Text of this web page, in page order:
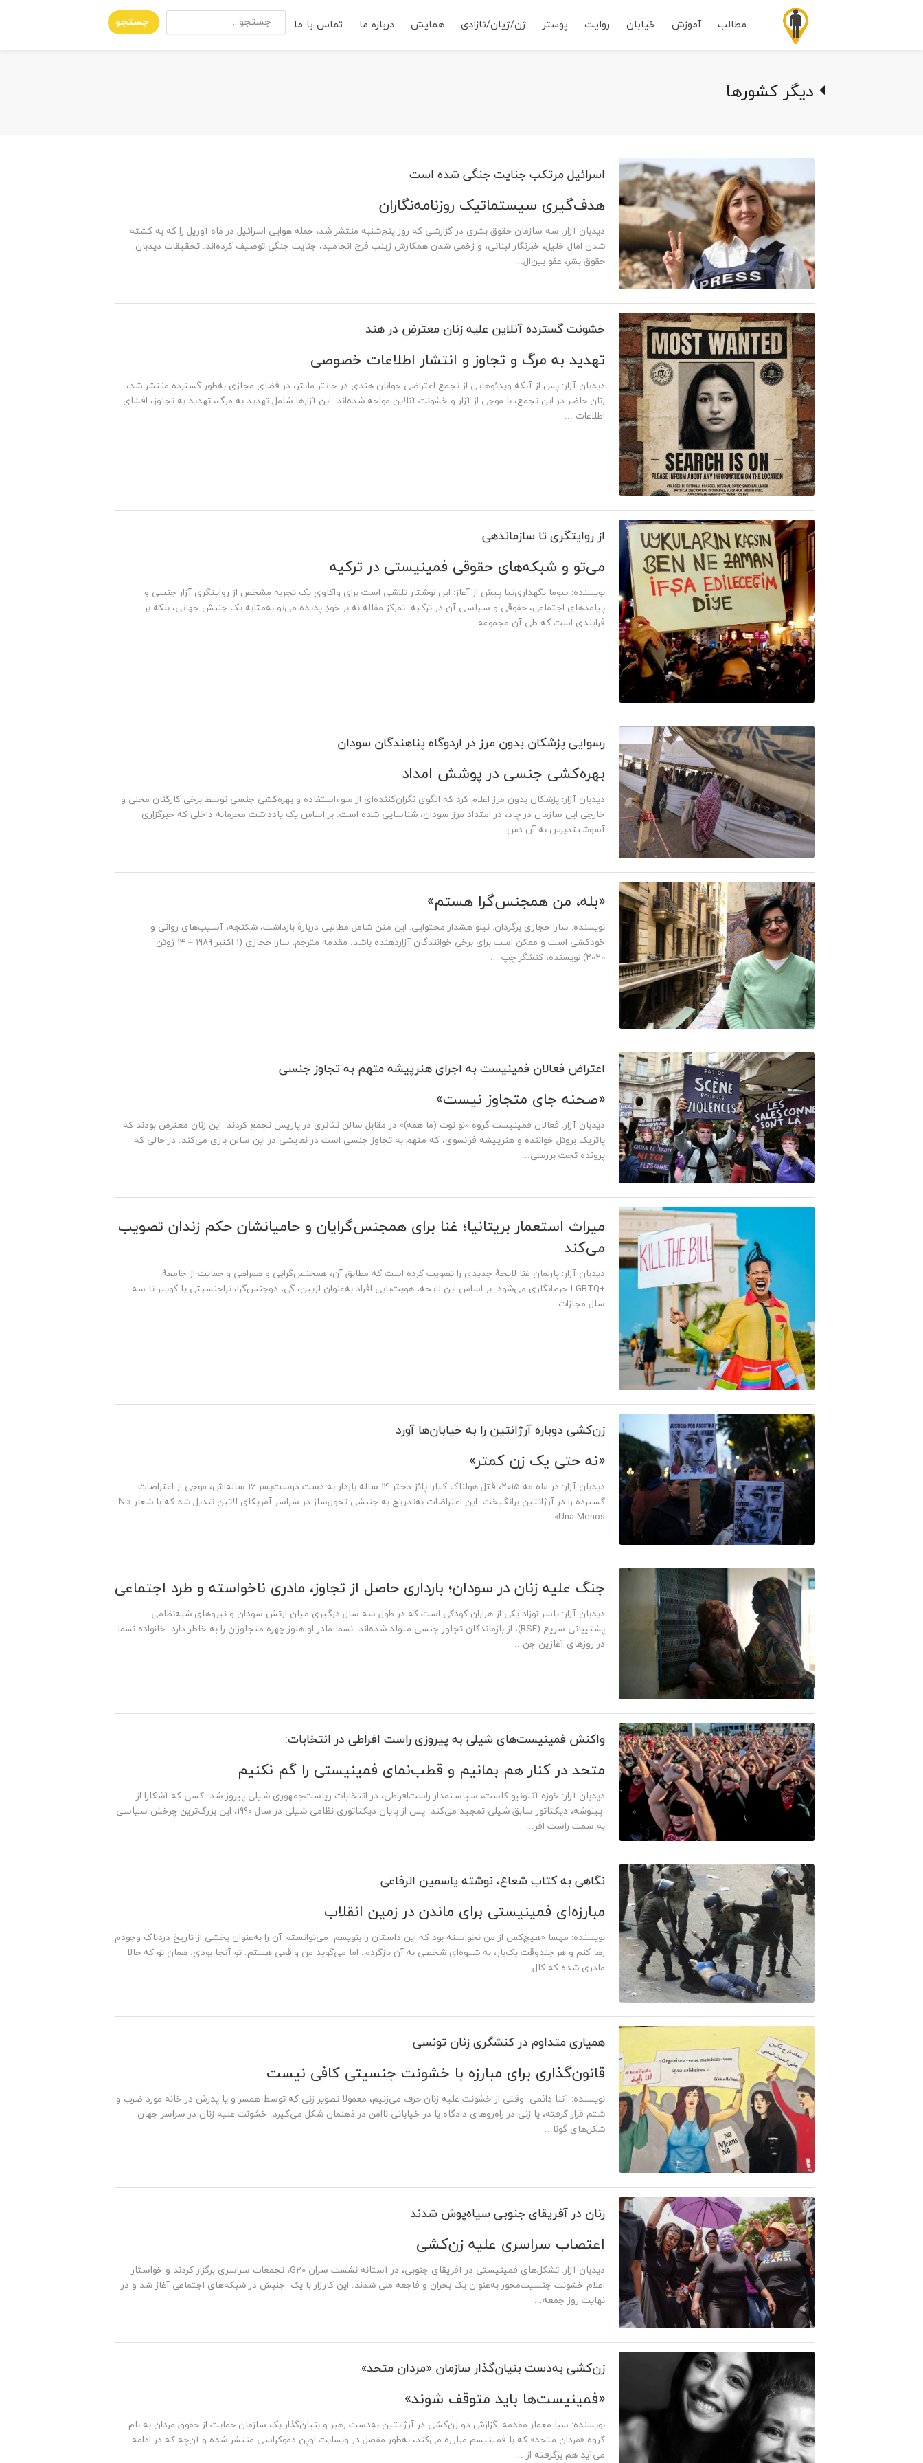
مطالب آموزش خیابان روایت پوستر ژن/ژیان/ئازادی همایش درباره ما تماس با ما جستجو
دیگر کشورها
اسرائیل مرتکب جنایت جنگی شده است
هدف‌گیری سیستماتیک روزنامه‌نگاران
دیدبان آزار: سه سازمان حقوق بشری در گزارشی که روز پنج‌شنبه منتشر شد، حمله هوایی اسرائیل در ماه آوریل را که به کشته
شدن امال خلیل، خبرنگار لبنانی، و زخمی شدن همکارش زینب فرج انجامید، جنایت جنگی توصیف کرده‌اند. تحقیقات دید‌بان
حقوق بشر، عفو بین‌ال...
خشونت گسترده آنلاین علیه زنان معترض در هند
تهدید به مرگ و تجاوز و انتشار اطلاعات خصوصی
دیدبان آزار: پس از آنکه ویدئوهایی از تجمع اعتراضی جوانان هندی در جانتر مانتر، در فضای مجازی به‌طور گسترده منتشر شد،
زنان حاضر در این تجمع، با موجی از آزار و خشونت آنلاین مواجه شده‌اند. این آزارها شامل تهدید به مرگ، تهدید به تجاوز، افشای
اطلاعات ...
از روایتگری تا سازماندهی
می‌تو و شبکه‌های حقوقی فمینیستی در ترکیه
نویسنده: سوما نگهداری‌نیا پیش از آغاز: این نوشتار تلاشی است برای واکاوی یک تجربه مشخص از روایتگری آزار جنسی و
پیامدهای اجتماعی، حقوقی و سیاسی آن در ترکیه. تمرکز مقاله نه بر خودِ پدیده می‌تو به‌مثابه یک جنبش جهانی، بلکه بر
فرایندی است که طی آن مجموعه‌...
رسوایی پزشکان بدون مرز در اردوگاه پناهندگان سودان
بهره‌کشی جنسی در پوشش امداد
دیدبان آزار: پزشکان بدون مرز اعلام کرد که الگوی نگران‌کننده‌ای از سوءاستفاده و بهره‌کشی جنسی توسط برخی کارکنان محلی و
خارجی این سازمان در چاد، در امتداد مرز سودان، شناسایی شده است. بر اساس یک یادداشت محرمانه داخلی که خبرگزاری
آسوشیتدپرس به آن دس...
«بله، من همجنس‌گرا هستم»
نویسنده: سارا حجازی برگردان: نیلو هشدار محتوایی: این متن شامل مطالبی دربارهٔ بازداشت، شکنجه، آسیب‌های روانی و
خودکشی است و ممکن است برای برخی خوانندگان آزاردهنده باشد. مقدمه مترجم: سارا حجازی (۱ اکتبر ۱۹۸۹ – ۱۴ ژوئن
۲۰۲۰) نویسنده، کنشگر چپ ...
اعتراض فعالان فمینیست به اجرای هنرپیشه متهم به تجاوز جنسی
«صحنه جای متجاوز نیست»
دیدبان آزار: فعالان فمینیست گروه «نو توت (ما همه)» در مقابل سالن تئاتری در پاریس تجمع کردند. این زنان معترض بودند که
پاتریک بروئل خواننده و هنرپیشه فرانسوی، که متهم به تجاوز جنسی است در نمایشی در این سالن بازی می‌کند. در حالی که
پرونده تحت بررسی...
میراث استعمار بریتانیا؛ غنا برای همجنس‌گرایان و حامیانشان حکم زندان تصویب
می‌کند
دیدبان آزار: پارلمان غنا لایحهٔ جدیدی را تصویب کرده است که مطابق آن، همجنس‌گرایی و همراهی و حمایت از جامعهٔ
+LGBTQ جرم‌انگاری می‌شود. بر اساس این لایحه، هویت‌یابی افراد به‌عنوان لزبین، گی، دوجنس‌گرا، تراجنسیتی یا کوییر تا سه
سال مجازات ...
زن‌کشی دوباره آرژانتین را به خیابان‌ها آورد
«نه حتی یک زن کمتر»
دیدبان آزار: در ماه مه ۲۰۱۵، قتل هولناک کیارا پائز دختر ۱۴ ساله باردار به دست دوست‌پسر ۱۶ ساله‌اش، موجی از اعتراضات
گسترده را در آرژانتین برانگیخت. این اعتراضات به‌تدریج به جنبشی تحول‌ساز در سراسر آمریکای لاتین تبدیل شد که با شعار «Ni
Una Menos»...
جنگ علیه زنان در سودان؛ بارداری‌ حاصل از تجاوز، مادری ناخواسته و طرد اجتماعی
دیدبان آزار: یاسر نوزاد یکی از هزاران کودکی است که در طول سه سال درگیری میان ارتش سودان و نیروهای شبه‌نظامی
پشتیبانی سریع (RSF)، از بازماندگان تجاوز جنسی متولد شده‌اند. نسما مادر او هنوز چهره متجاوزان را به خاطر دارد. خانواده نسما
در روزهای آغازین جن...
واکنش فمینیست‌های شیلی به پیروزی راست افراطی در انتخابات:
متحد در کنار هم بمانیم و قطب‌نمای فمینیستی را گم نکنیم
دیدبان آزار: خوزه آنتونیو کاست، سیاستمدار راست‌افراطی، در انتخابات ریاست‌جمهوری شیلی پیروز شد. کسی که آشکارا از
پینوشه، دیکتاتور سابق شیلی تمجید می‌کند. پس از پایان دیکتاتوری نظامی شیلی در سال 1990، این بزرگ‌ترین چرخش سیاسی
به سمت راست افر...
نگاهی به کتاب شعاع، نوشته یاسمین الرفاعی
مبارزه‌ای فمینیستی برای ماندن در زمین انقلاب
نویسنده: مهسا «هیچ‌کس از من نخواسته بود که این داستان را بنویسم. می‌توانستم آن را به‌عنوان بخشی از تاریخ دردناک وجودم
رها کنم و هر چندوقت یک‌بار، به شیوه‌ای شخصی به آن بازگردم. اما می‌گوید من واقعی هستم. تو آنجا بودی. همان تو که حالا
مادری شده که کال...
همیاری متداوم در کنشگری زنان تونسی
قانون‌گذاری برای مبارزه با خشونت جنسیتی کافی نیست
نویسنده: آتنا دائمی وقتی از خشونت علیه زنان حرف می‌زنیم، معمولا تصویر زنی که توسط همسر و یا پدرش در خانه مورد ضرب و
شتم قرار گرفته، یا زنی در راه‌روهای دادگاه یا در خیابانی ناامن در ذهنمان شکل می‌گیرد. خشونت علیه زنان در سراسر جهان
شکل‌های گونا...
زنان در آفریقای جنوبی سیاه‌پوش شدند
اعتصاب سراسری علیه زن‌کشی
دیدبان آزار: تشکل‌های فمینیستی در آفریقای جنوبی، در آستانه نشست سران G20، تجمعات سراسری برگزار کردند و خواستار
اعلام خشونت جنسیت‌محور به‌عنوان یک بحران و فاجعه ملی شدند. این کارزار با یک جنبش در شبکه‌های اجتماعی آغاز شد و در
نهایت روز جمعه...
زن‌کشی به‌دست بنیان‌گذار سازمان «مردان متحد»
«فمینیست‌ها باید متوقف شوند»
نویسنده: سبا معمار مقدمه: گزارش دو زن‌کشی در آرژانتین به‌دست رهبر و بنیان‌گذار یک سازمان حمایت از حقوق مردان به نام
گروه «مردان متحد» که با فمینیسم مبارزه می‌کند، به‌طور مفصل در وبسایت اوپن دموکراسی منتشر شده و آن‌چه که در ادامه
می‌آید هم برگرفته از ...